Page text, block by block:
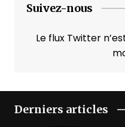
Suivez-nous
Le flux Twitter
Derniers articles